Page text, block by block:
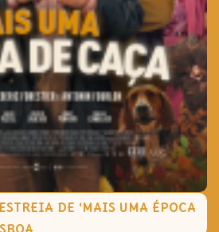
DE ‘MAIS UMA ÉPOCA